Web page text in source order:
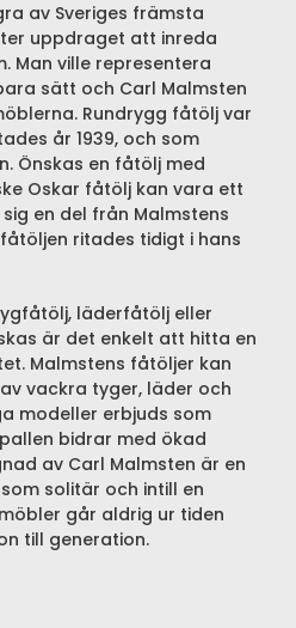
av Sveriges främsta
uppdraget att inreda
Man ville representera
sätt och Carl Malmsten
Rundrygg fåtölj var
år 1939, och som
Önskas en fåtölj med
Oskar fåtölj kan vara ett
en del från Malmstens
ritades tidigt i hans
läderfåtölj eller
är det enkelt att hitta en
Malmstens fåtöljer kan
vackra tyger, läder och
modeller erbjuds som
bidrar med ökad
av Carl Malmsten är en
solitär och intill en
går aldrig ur tiden
till generation.